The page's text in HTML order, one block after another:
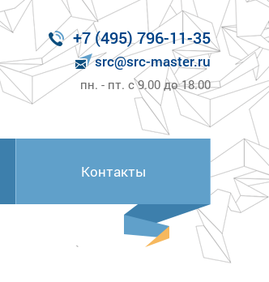
+7 (495) 796-11-35
src@src-master.ru
пн. - пт. с 9.00 до 18.00
Контакты